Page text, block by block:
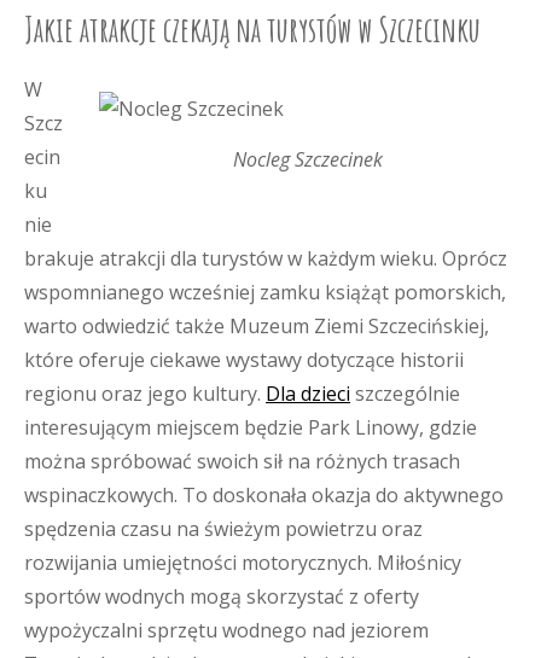
Jakie atrakcje czekają na turystów w Szczecinku
Nocleg Szczecinek
W
Szcz
ecin
ku
nie
brakuje atrakcji dla turystów w każdym wieku. Oprócz
wspomnianego wcześniej zamku książąt pomorskich,
warto odwiedzić także Muzeum Ziemi Szczecińskiej,
które oferuje ciekawe wystawy dotyczące historii
regionu oraz jego kultury. Dla dzieci szczególnie
interesującym miejscem będzie Park Linowy, gdzie
można spróbować swoich sił na różnych trasach
wspinaczkowych. To doskonała okazja do aktywnego
spędzenia czasu na świeżym powietrzu oraz
rozwijania umiejętności motorycznych. Miłośnicy
sportów wodnych mogą skorzystać z oferty
wypożyczalni sprzętu wodnego nad jeziorem